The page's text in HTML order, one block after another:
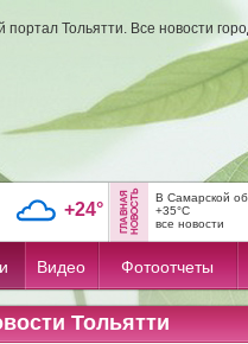
Тольятти. Все новости
+24°
В Самарской
+35°C
все новости
Видео Фотоотчеты
Тольятти